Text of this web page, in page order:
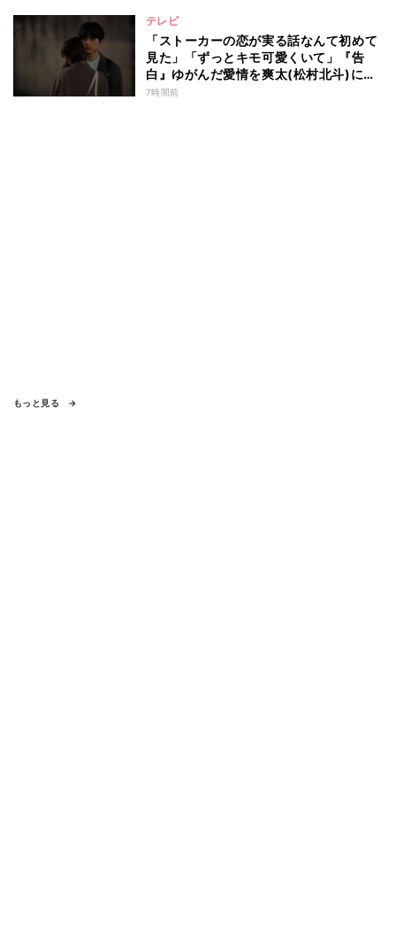
テレビ
「ストーカーの恋が実る話なんて初めて
見た」「ずっとキモ可愛くいて」『告
白』ゆがんだ愛情を爽太(松村北斗)に向
ける視聴者の声
7時間前
もっと見る